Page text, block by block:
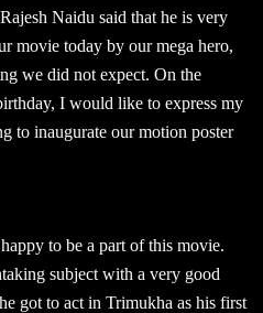
Naidu said that he is very
movie today by our mega hero,
we did not expect. On the
I would like to express my
to inaugurate our motion poster
to be a part of this movie.
subject with a very good
got to act in Trimukha as his first